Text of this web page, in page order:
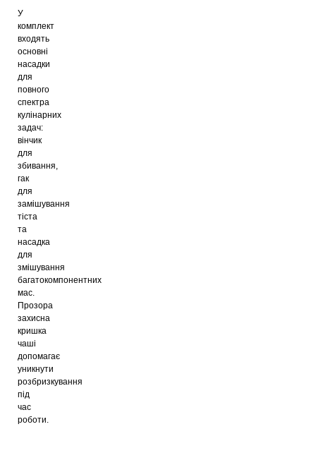
У
комплект
входять
основні
насадки
для
повного
спектра
кулінарних
задач:
вінчик
для
збивання,
гак
для
замішування
тіста
та
насадка
для
змішування
багатокомпонентних
мас.
Прозора
захисна
кришка
чаші
допомагає
уникнути
розбризкування
під
час
роботи.